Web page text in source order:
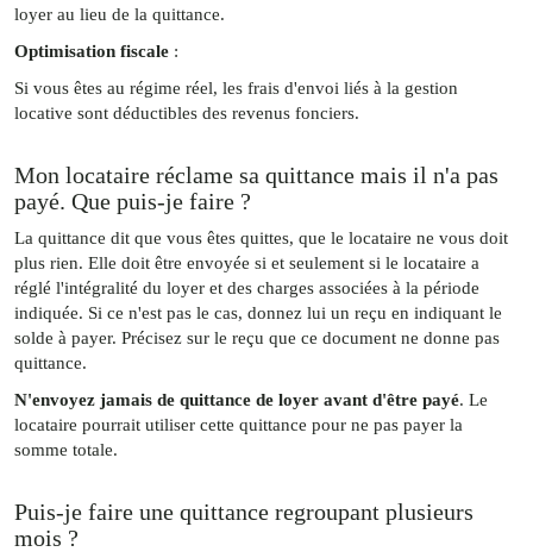
loyer au lieu de la quittance.
Optimisation fiscale :
Si vous êtes au régime réel, les frais d'envoi liés à la gestion
locative sont déductibles des revenus fonciers.
Mon locataire réclame sa quittance mais il n'a pas
payé. Que puis-je faire ?
La quittance dit que vous êtes quittes, que le locataire ne vous doit
plus rien. Elle doit être envoyée si et seulement si le locataire a
réglé l'intégralité du loyer et des charges associées à la période
indiquée. Si ce n'est pas le cas, donnez lui un reçu en indiquant le
solde à payer. Précisez sur le reçu que ce document ne donne pas
quittance.
N'envoyez jamais de quittance de loyer avant d'être payé. Le
locataire pourrait utiliser cette quittance pour ne pas payer la
somme totale.
Puis-je faire une quittance regroupant plusieurs
mois ?